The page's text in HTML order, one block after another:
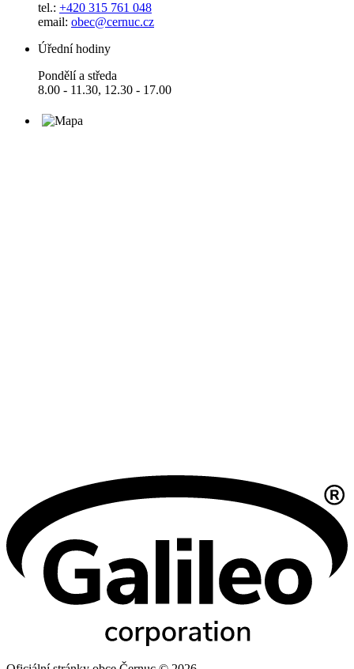
tel.: +420 315 761 048
email: obec@cernuc.cz
Úřední hodiny
Pondělí a středa
8.00 - 11.30, 12.30 - 17.00